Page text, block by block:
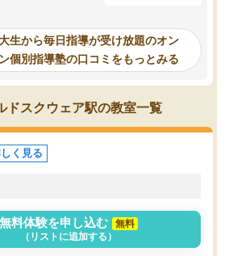
着きました。学習
勉強のやり方につ
イスをいただけた
受験勉強を進める
自分のように勉強
で苦労している方
たい塾です。
生から毎日指導が受け放題のオン
個別指導塾の口コミをもっとみる
ドスクウェア駅の教室一覧
く見る
無料体験を申し込む
無料
（リストに追加する）